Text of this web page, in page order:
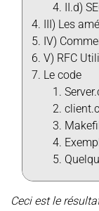
II.d)
III) Les
IV)
V) RFC
Le code
client.c
Ceci est le